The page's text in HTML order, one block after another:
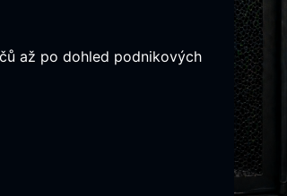
až po dohled podnikových